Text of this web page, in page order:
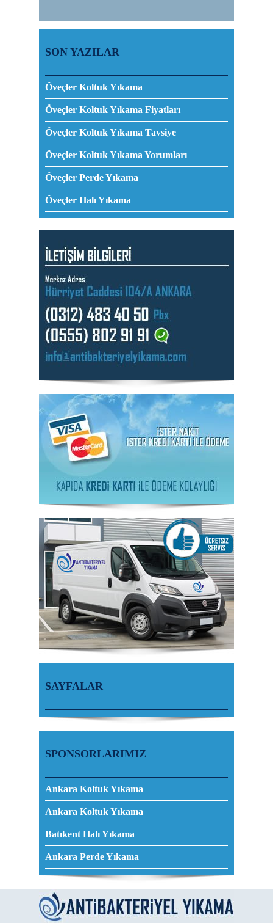
SON YAZILAR
Öveçler Koltuk Yıkama
Öveçler Koltuk Yıkama Fiyatları
Öveçler Koltuk Yıkama Tavsiye
Öveçler Koltuk Yıkama Yorumları
Öveçler Perde Yıkama
Öveçler Halı Yıkama
SAYFALAR
SPONSORLARIMIZ
Ankara Koltuk Yıkama
Ankara Koltuk Yıkama
Batıkent Halı Yıkama
Ankara Perde Yıkama